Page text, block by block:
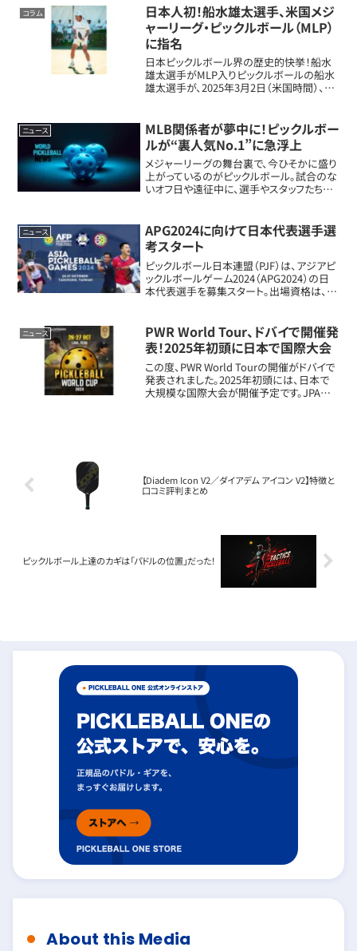
コラム
日本人初！船水雄太選手、米国メジ
ャーリーグ・ピックルボール（MLP）
に指名
日本ピックルボール界の歴史的快挙！船水
雄太選手がMLP入りピックルボールの船水
雄太選手が、2025年3月2日（米国時間）、米
ミ・ピックルボール・クラブ」に...
ニュース
MLB関係者が夢中に！ピックルボー
ルが“裏人気No.1”に急浮上
メジャーリーグの舞台裏で、今ひそかに盛り
上がっているのがピックルボール。試合のな
いオフ日や遠征中に、選手やスタッフたちが
ず、チームの結束力や競争心まで引き出し
て...
ニュース
APG2024に向けて日本代表選手選
考スタート
ピックルボール日本連盟（PJF）は、アジアピ
ックルボールゲーム2024（APG2024）の日
本代表選手を募集スタート。出場資格は、日
今年の国際大会での成績、...
ニュース
PWR World Tour、ドバイで開催発
表！2025年初頭に日本で国際大会
この度、PWR World Tourの開催がドバイで
発表されました。2025年初頭には、日本で
大規模な国際大会が開催予定です。JPAは
【Diadem Icon V2／ダイアデム アイコン V2】特徴と
口コミ評判まとめ
ピックルボール上達のカギは「パドルの位置」だった！
About this Media